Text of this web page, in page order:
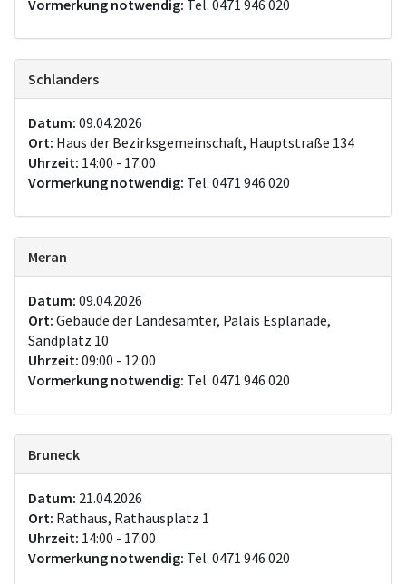
Vormerkung notwendig: Tel. 0471 946 020
Schlanders
Datum: 09.04.2026
Ort: Haus der Bezirksgemeinschaft, Hauptstraße 134
Uhrzeit: 14:00 - 17:00
Vormerkung notwendig: Tel. 0471 946 020
Meran
Datum: 09.04.2026
Ort: Gebäude der Landesämter, Palais Esplanade,
Sandplatz 10
Uhrzeit: 09:00 - 12:00
Vormerkung notwendig: Tel. 0471 946 020
Bruneck
Datum: 21.04.2026
Ort: Rathaus, Rathausplatz 1
Uhrzeit: 14:00 - 17:00
Vormerkung notwendig: Tel. 0471 946 020